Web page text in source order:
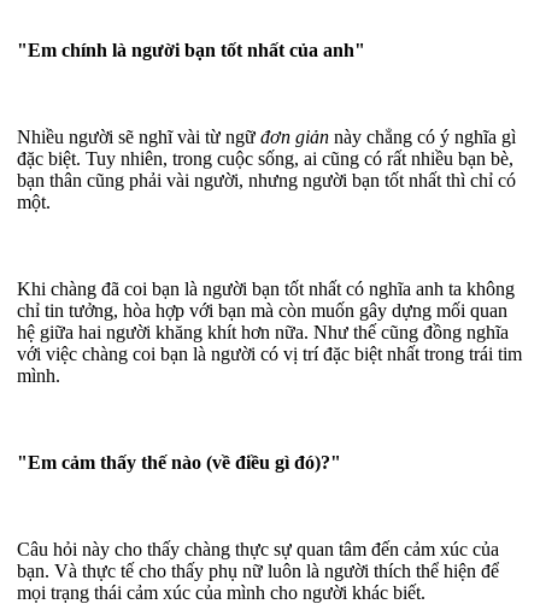
"Em chính là người bạn tốt nhất của anh"
Nhiều người sẽ nghĩ vài từ ngữ đơn giản này chẳng có ý nghĩa gì
đặc biệt. Tuy nhiên, trong cuộc sống, ai cũng có rất nhiều bạn bè,
bạn thân cũng phải vài người, nhưng người bạn tốt nhất thì chỉ có
một.
Khi chàng đã coi bạn là người bạn tốt nhất có nghĩa anh ta không
chỉ tin tưởng, hòa hợp với bạn mà còn muốn gây dựng mối quan
hệ giữa hai người khăng khít hơn nữa. Như thế cũng đồng nghĩa
với việc chàng coi bạn là người có vị trí đặc biệt nhất trong trái tim
mình.
"Em cảm thấy thế nào (về điều gì đó)?"
Câu hỏi này cho thấy chàng thực sự quan tâm đến cảm xúc của
bạn. Và thực tế cho thấy phụ nữ luôn là người thích thể hiện để
mọi trạng thái cảm xúc của mình cho người khác biết.